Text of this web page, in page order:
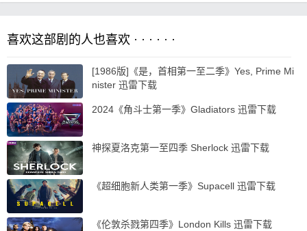
喜欢这部剧的人也喜欢 · · · · · ·
[1986版]《是，首相第一至二季》Yes, Prime Mi
nister 迅雷下载
2024《角斗士第一季》Gladiators 迅雷下载
神探夏洛克第一至四季 Sherlock 迅雷下载
《超细胞新人类第一季》Supacell 迅雷下载
《伦敦杀戮第四季》London Kills 迅雷下载